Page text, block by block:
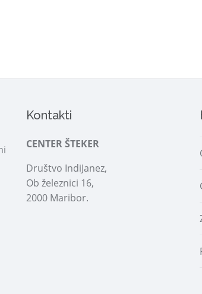
Kontakti
CENTER ŠTEKER
Društvo IndiJanez,
Ob železnici 16,
2000 Maribor.